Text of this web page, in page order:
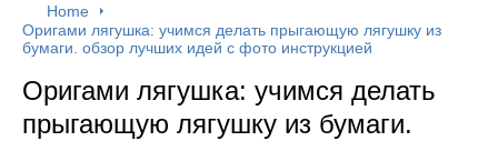
Home
Оригами лягушка: учимся делать прыгающую лягушку из
бумаги. обзор лучших идей с фото инструкцией
Оригами лягушка: учимся делать
прыгающую лягушку из бумаги.